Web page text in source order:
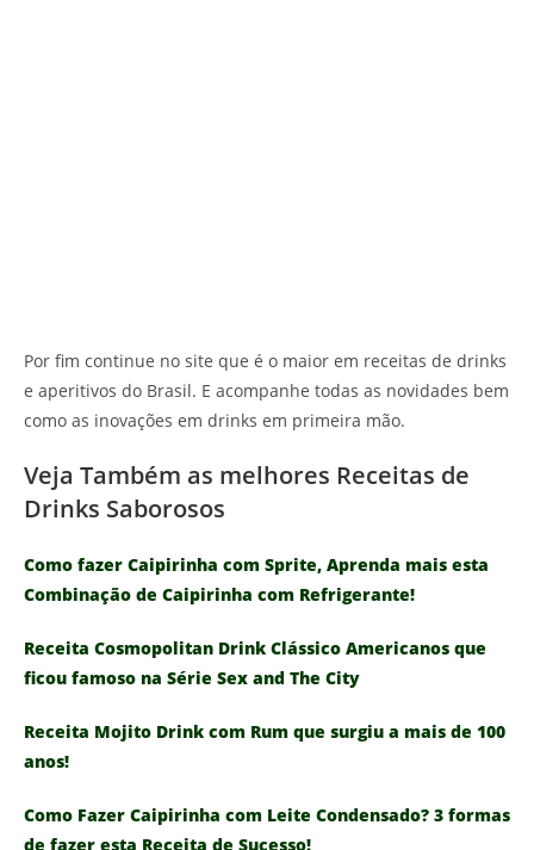
Por fim continue no site que é o maior em receitas de drinks
e aperitivos do Brasil. E acompanhe todas as novidades bem
como as inovações em drinks em primeira mão.
Veja Também as melhores Receitas de
Drinks Saborosos
Como fazer Caipirinha com Sprite, Aprenda mais esta
Combinação de Caipirinha com Refrigerante!
Receita Cosmopolitan Drink Clássico Americanos que
ficou famoso na Série Sex and The City
Receita Mojito Drink com Rum que surgiu a mais de 100
anos!
Como Fazer Caipirinha com Leite Condensado? 3 formas
de fazer esta Receita de Sucesso!